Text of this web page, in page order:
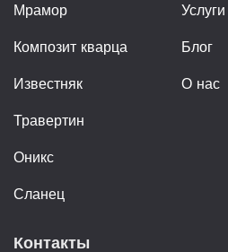
Мрамор
Композит кварца
Известняк
Травертин
Оникс
Сланец
Услуги
Блог
О нас
Контакты